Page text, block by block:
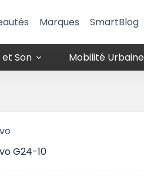
Marques SmartBlog
Son Mobilité Urbaine
G24-10